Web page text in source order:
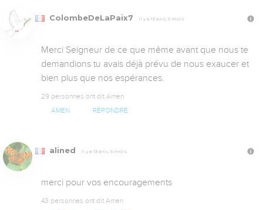
ColombeDeLaPaix7 Il y a 13 ans, 5 mois
Merci Seigneur de ce que même avant que nous te
demandions tu avais déjà prévu de nous exaucer et
bien plus que nos espérances.
29 personnes ont dit Amen
AMEN RÉPONDRE
alined Il y a 13 ans, 5 mois
merci pour vos encouragements
43 personnes ont dit Amen